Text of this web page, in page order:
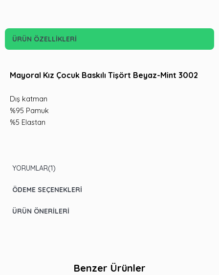
ÜRÜN ÖZELLIKLERI
Mayoral Kız Çocuk Baskılı Tişört Beyaz-Mint 3002
Dış katman
%95 Pamuk
%5 Elastan
YORUMLAR(1)
ÖDEME SEÇENEKLERI
ÜRÜN ÖNERILERI
Benzer Ürünler